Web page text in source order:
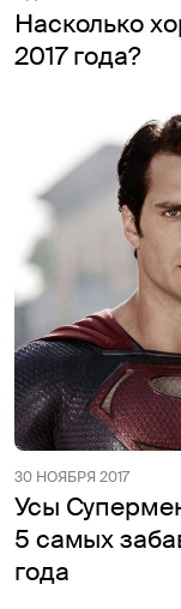
Насколько
2017 года?
30 НОЯБРЯ 2017
Усы
5 самых
года